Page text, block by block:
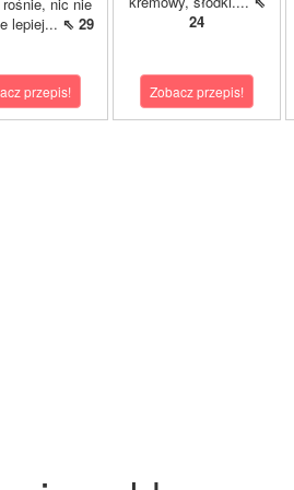
lepiej... ⇖ 29
przepis!
24
Zobacz przepis!